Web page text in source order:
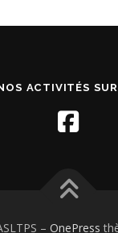
ACTIVITÉS
– OnePress